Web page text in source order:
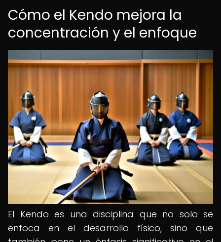
Cómo el Kendo mejora la
concentración y el enfoque
El Kendo es una disciplina que no solo se
enfoca en el desarrollo físico, sino que